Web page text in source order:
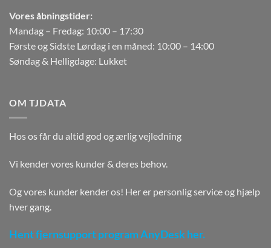
Vores åbningstider:
Mandag – Fredag: 10:00 – 17:30
Første og Sidste Lørdag i en måned: 10:00 – 14:00
Søndag & Helligdage: Lukket
OM TJDATA
Hos os får du altid god og ærlig vejledning
Vi kender vores kunder & deres behov.
Og vores kunder kender os! Her er personlig service og hjælp
hver gang.
Hent fjernsupport program AnyDesk her.